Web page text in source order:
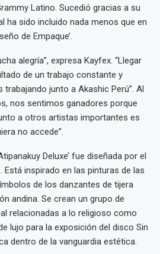
Latino. Sucedió gracias a su
ha sido incluido nada menos que en
de Empaque’.
alegría”, expresa Kayfex. “Llegar
de un trabajo constante y
junto a Akashic Perú”. Al
nos sentimos ganadores porque
a otros artistas importantes es
no accede”.
Deluxe’ fue diseñada por el
Está inspirado en las pinturas de las
de los danzantes de tijera
andina. Se crean un grupo de
relacionadas a lo religioso como
lujo para la exposición del disco Sin
dentro de la vanguardia estética.